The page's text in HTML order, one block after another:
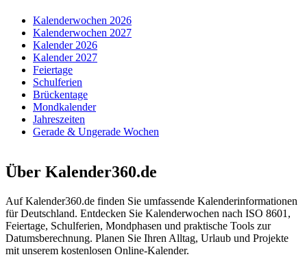
Kalenderwochen 2026
Kalenderwochen 2027
Kalender 2026
Kalender 2027
Feiertage
Schulferien
Brückentage
Mondkalender
Jahreszeiten
Gerade & Ungerade Wochen
Über Kalender360.de
Auf Kalender360.de finden Sie umfassende Kalenderinformationen
für Deutschland. Entdecken Sie Kalenderwochen nach ISO 8601,
Feiertage, Schulferien, Mondphasen und praktische Tools zur
Datumsberechnung. Planen Sie Ihren Alltag, Urlaub und Projekte
mit unserem kostenlosen Online-Kalender.